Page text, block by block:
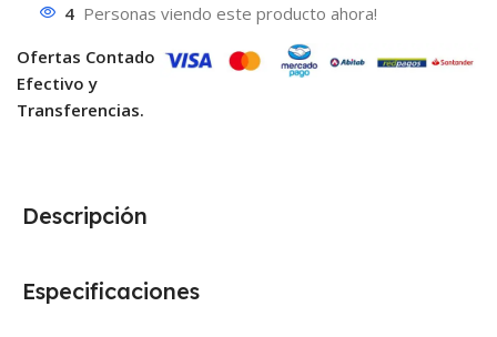
4 Personas viendo este producto ahora!
Ofertas Contado
Efectivo y
Transferencias.
Descripción
Especificaciones